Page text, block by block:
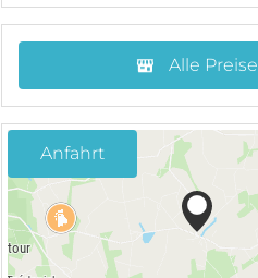
Alle Preise
Anfahrt